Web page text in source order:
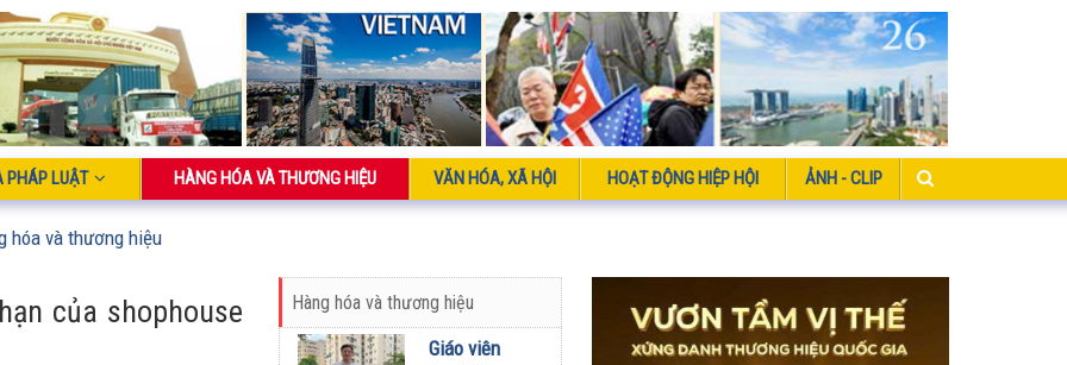
PHÁP LUẬT HÀNG HÓA VÀ THƯƠNG HIỆU VĂN HÓA, XÃ HỘI HOẠT ĐỘNG HIỆP HỘI ẢNH - CLIP
hóa và thương hiệu
của shophouse
Hàng hóa và thương hiệu
Giáo viên